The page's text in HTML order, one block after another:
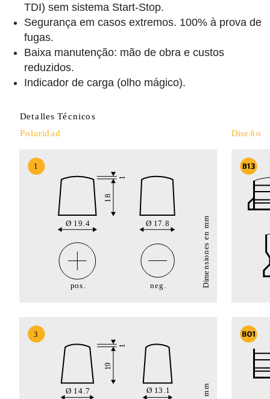
TDI) sem sistema Start-Stop.
Segurança em casos extremos. 100% à prova de
fugas.
Baixa manutenção: mão de obra e custos
reduzidos.
Indicador de carga (olho mágico).